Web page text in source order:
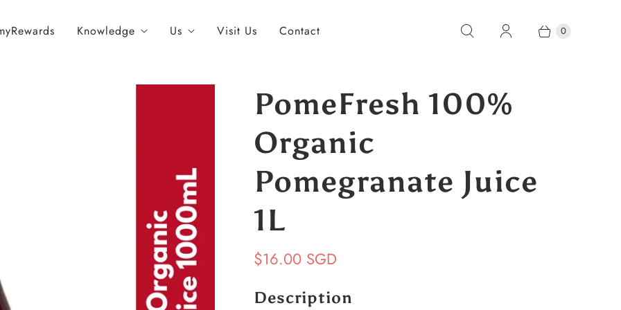
Knowledge Us Visit Us Contact 0
PomeFresh 100%
Organic
Pomegranate Juice
1L
$16.00 SGD
Description